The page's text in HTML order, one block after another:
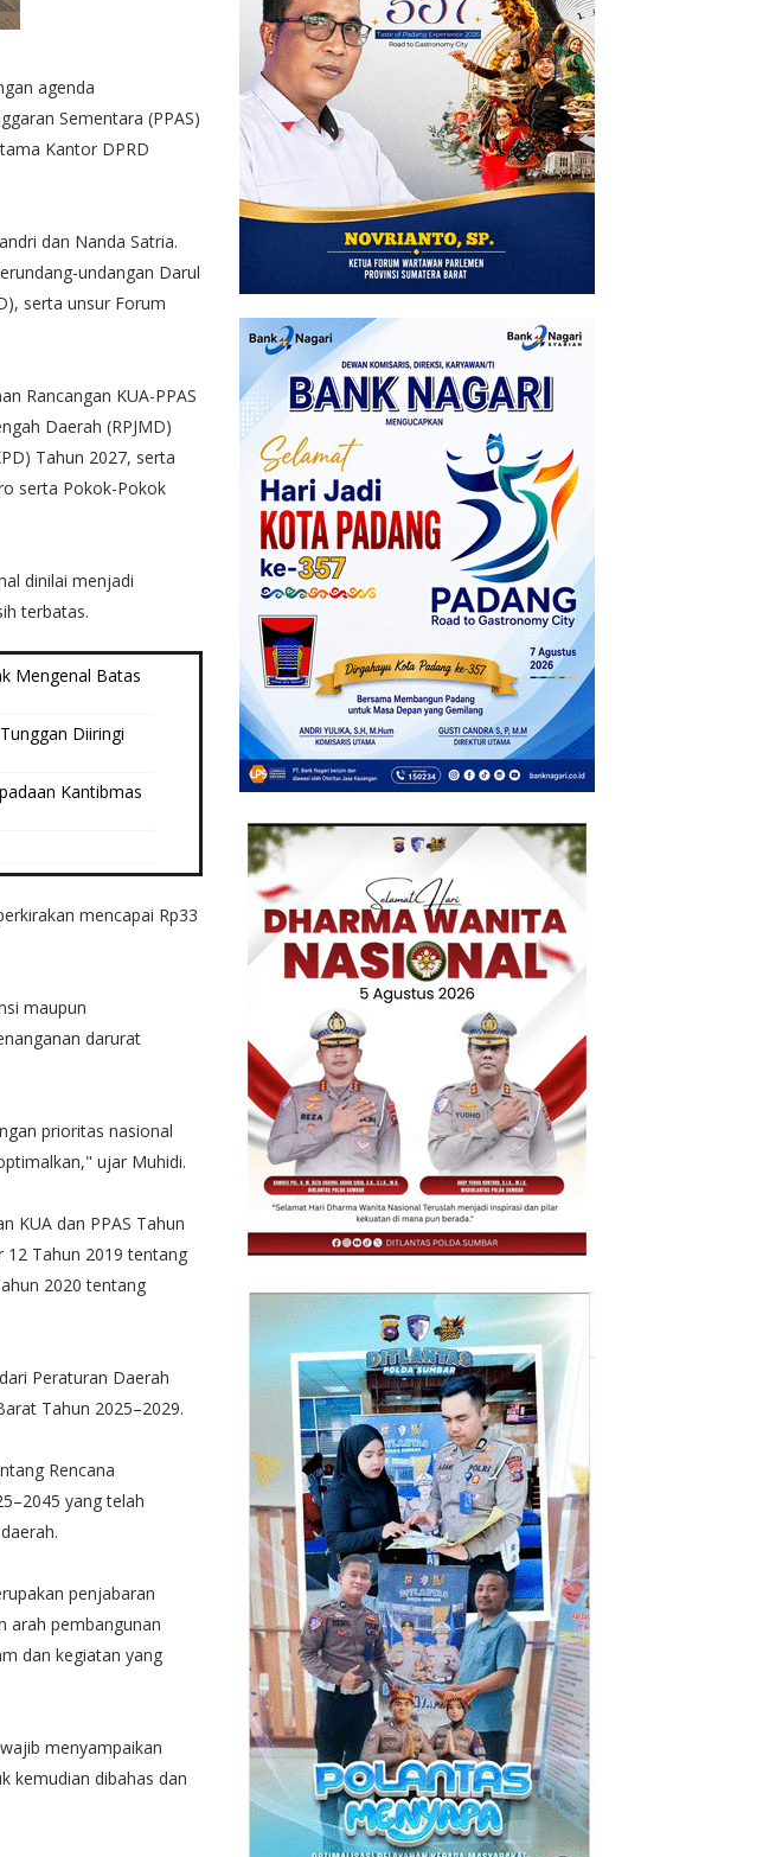
agenda
Sementara (PPAS)
Kantor DPRD
dan Nanda Satria.
undangan Darul
serta unsur Forum
Rancangan KUA-PPAS
Daerah (RPJMD)
Tahun 2027, serta
serta Pokok-Pokok
dinilai menjadi
terbatas.
Mengenal Batas
Diiringi
Kantibmas
mencapai Rp33
maupun
darurat
prioritas nasional
ujar Muhidi.
KUA dan PPAS Tahun
12 Tahun 2019 tentang
2020 tentang
Peraturan Daerah
Tahun 2025–2029.
Rencana
yang telah
penjabaran
arah pembangunan
dan kegiatan yang
menyampaikan
kemudian dibahas dan